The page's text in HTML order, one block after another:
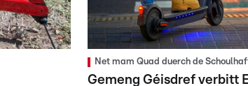
Net mam Quad duerch de
Gemeng Géisdref verbitt